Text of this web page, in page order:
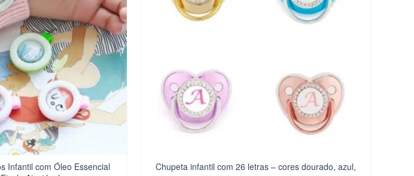
Infantil com Óleo Essencial
Chupeta infantil com 26 letras – cores dourado, azul,